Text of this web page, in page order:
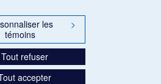
les
témoins
>
Tout refuser
accepter